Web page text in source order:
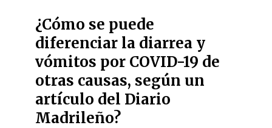
¿Cómo se puede
diferenciar la diarrea y
vómitos por COVID-19 de
otras causas, según un
artículo del Diario
Madrileño?